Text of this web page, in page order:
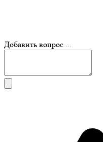
Добавить вопрос ...